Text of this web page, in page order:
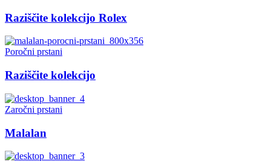
Raziščite kolekcijo Rolex
Poročni prstani
Raziščite kolekcijo
Zaročni prstani
Malalan